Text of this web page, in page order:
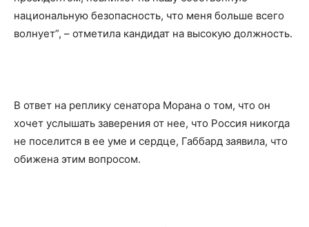
национальную безопасность, что меня больше всего
волнует”, – отметила кандидат на высокую должность.
В ответ на реплику сенатора Морана о том, что он
хочет услышать заверения от нее, что Россия никогда
не поселится в ее уме и сердце, Габбард заявила, что
обижена этим вопросом.